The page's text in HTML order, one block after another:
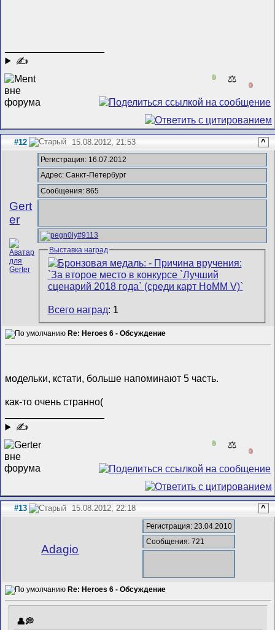
✍
0 ⚖️
0
#12 15.08.2012, 21:53 ^
Gert
er
Регистрация: 16.07.2012
Адрес: Санкт-Петербург
Сообщения: 865
Выставка наград
Всего наград: 1
Re: Heroes 6 - Обсуждение
модельки, кстати, больше напоминают 5 часть.
как-то очень странно(
✍
0 ⚖️
0
#13 15.08.2012, 22:18 ^
Adagio
Регистрация: 23.04.2010
Сообщения: 721
Re: Heroes 6 - Обсуждение